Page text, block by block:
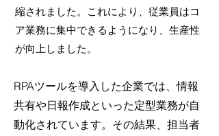
縮されました。これにより、従業員はコ
ア業務に集中できるようになり、生産性
が向上しました。
RPAツールを導入した企業では、情報
共有や日報作成といった定型業務が自
動化されています。その結果、担当者